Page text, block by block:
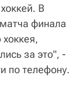
В
финала
за это", -
по телефону.